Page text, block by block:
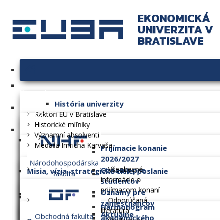
EKONOMICKÁ
UNIVERZITA V
BRATISLAVE
História univerzity
Rektori EU v Bratislave
Historické míľniky
Významní absolventi
Medaila Imricha Karvaša
Misia, vízia, strategické ciele, poslanie
Dlhodobý zámer
Fakulty
Národohospodárska
fakulta
Obchodná fakulta
Prijímacie konanie
2026/2027
Všeobecné
informácie o
prijímacom konaní
Odporúčaná
literatúra
Oznamy pre
študentov
Harmonogram
akademického
Oznamy pre
zamestnancov
Aktuálne